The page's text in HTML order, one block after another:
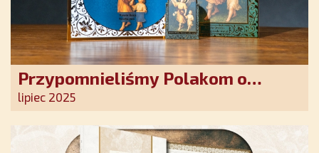
Przypomnieliśmy Polakom o
obecności Anioła Stróża!
lipiec 2025